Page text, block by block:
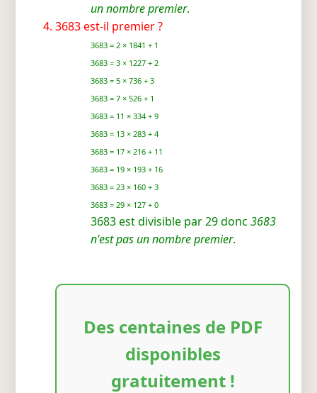
un nombre premier.
3683 est-il premier ?
3683 = 2 × 1841 + 1
3683 = 3 × 1227 + 2
3683 = 5 × 736 + 3
3683 = 7 × 526 + 1
3683 = 11 × 334 + 9
3683 = 13 × 283 + 4
3683 = 17 × 216 + 11
3683 = 19 × 193 + 16
3683 = 23 × 160 + 3
3683 = 29 × 127 + 0
3683 est divisible par 29 donc 3683
n'est pas un nombre premier.
Des centaines de PDF
disponibles
gratuitement !